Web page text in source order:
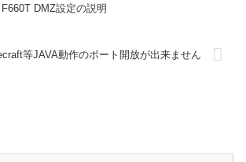
DMZ設定の説明
等JAVA動作のポート開放が出来ません